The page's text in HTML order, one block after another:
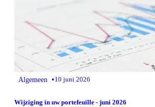
Algemeen •10 juni 2026
Wijziging in uw portefeuille - juni 2026